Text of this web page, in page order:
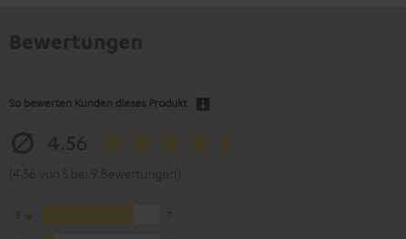
So bewerten Kunden dieses Produkt